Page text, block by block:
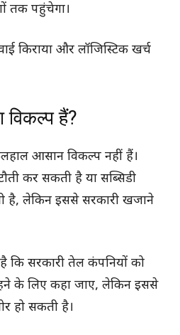
तक पहुंचेगा।
किराया और लॉजिस्टिक खर्च
विकल्प हैं?
आसान विकल्प नहीं हैं।
कर सकती है या सब्सिडी
है, लेकिन इससे सरकारी खजाने
कि सरकारी तेल कंपनियों को
के लिए कहा जाए, लेकिन इससे
हो सकती है।